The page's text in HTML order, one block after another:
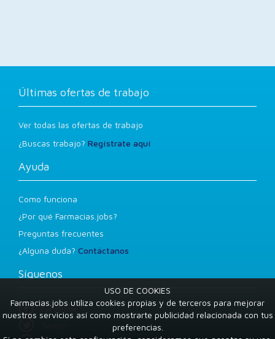
Últimas ofertas de trabajo
Ver todas las ofertas de trabajo
¿Buscas trabajo? Regístrate aquí
Ayuda
Como funciona
¿Por qué Farmacias.jobs?
Preguntas frecuentes
¿Alguna duda? Contáctanos
Síguenos
Facebook
USO DE COOKIES
Farmacias.jobs utiliza cookies propias y de terceros para mejorar
nuestros servicios así como mostrarte publicidad relacionada con tus
preferencias.